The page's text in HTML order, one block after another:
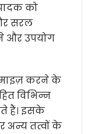
को
सरल
और उपयोग
करने के
विभिन्न
हैं। इसके
अन्य तत्वों के